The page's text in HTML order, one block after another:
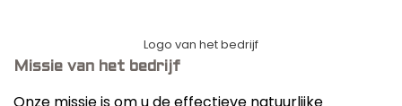
Logo van het bedrijf
Missie van het bedrijf